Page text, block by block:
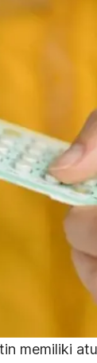
memiliki